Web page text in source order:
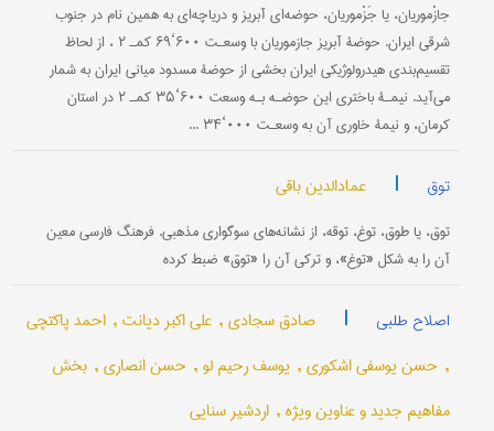
جازْموریان، یا جَزْموریان، حوضه‌ای آبریز و دریاچه‌ای به همین نام در جنوب
شرقی ایران. حوضۀ آبریز جازموریان با وسعـت ۶۰۰‘۶۹ کمـ‍‍ ۲ ، از لحاظ
تقسیم‌بندی هیدرولوژیکی ایران بخشی از حوضۀ مسدود میانی ایران به شمار
می‌آید. نیمـۀ باختری این حوضـه بـه وسعت ۶۰۰‘۳۵ کمـ‍ ۲ در استان
کرمان، و نیمۀ خاوری آن به وسعـت ۰۰۰‘۳۴ ...
توق | عمادالدین باقی
توق، یا طوق، توغ، توقه، از نشانه‌های سوگواری مذهبی. فرهنگ فارسی معین
آن را به شکل «توغ»، و ترکی آن را «توق» ضبط کرده
اصلاح طلبی | صادق سجادی , علی اکبر دیانت , احمد پاکتچی
, حسن یوسفی اشکوری , یوسف رحیم لو , حسن انصاری , بخش
مفاهیم جدید و عناوین ویژه , اردشیر سنایی